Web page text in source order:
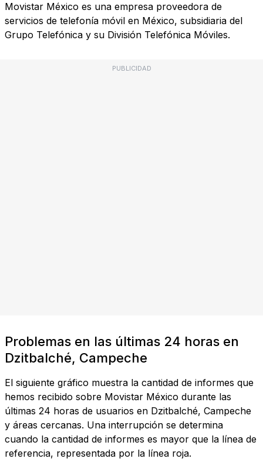
Movistar México es una empresa proveedora de
servicios de telefonía móvil en México, subsidiaria del
Grupo Telefónica y su División Telefónica Móviles.
PUBLICIDAD
Problemas en las últimas 24 horas en
Dzitbalché, Campeche
El siguiente gráfico muestra la cantidad de informes que
hemos recibido sobre Movistar México durante las
últimas 24 horas de usuarios en Dzitbalché, Campeche
y áreas cercanas. Una interrupción se determina
cuando la cantidad de informes es mayor que la línea de
referencia, representada por la línea roja.